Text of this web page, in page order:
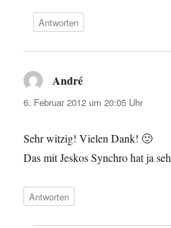
Antworten
André
6. Februar 2012 um 20:05 Uhr
Sehr witzig! Vielen Dank! 🙂
Das mit Jeskos Synchro hat ja
Antworten